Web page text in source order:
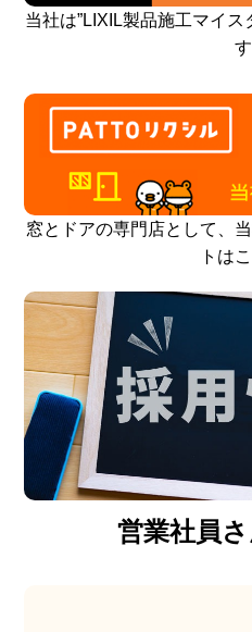
当社は”LIXIL製品施工マイ
す
窓とドアの専門店として、
トは
営業社員